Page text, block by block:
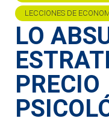
LECCIONES DE
LO
PRECIO